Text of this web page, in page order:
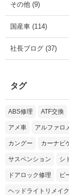
その他 (9)
国産車 (114)
社長ブログ (37)
タグ
ABS修理 ATF交換
アメ車 アルファロ
カングー カーナビ
サスペンション シ
ドアロック修理 ビ
ヘッドライトリメイク